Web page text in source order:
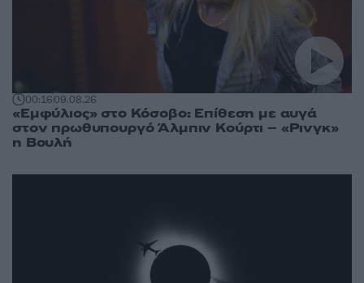
00:1609.08.26
«Εμφύλιος» στο Κόσοβο: Επίθεση με αυγά
στον πρωθυπουργό Άλμπιν Κούρτι – «Ρινγκ»
η Βουλή